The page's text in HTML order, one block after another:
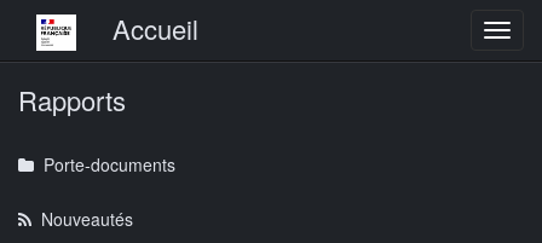
Menu principalAccueil
Rapports
Porte-documents
Nouveautés